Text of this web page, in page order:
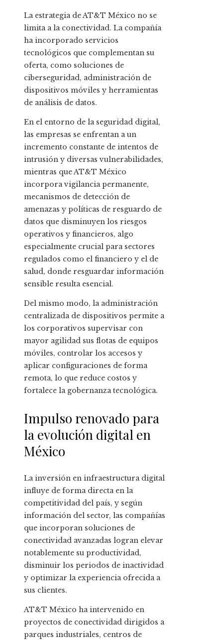
La estrategia de AT&T México no se
limita a la conectividad. La compañía
ha incorporado servicios
tecnológicos que complementan su
oferta, como soluciones de
ciberseguridad, administración de
dispositivos móviles y herramientas
de análisis de datos.
En el entorno de la seguridad digital,
las empresas se enfrentan a un
incremento constante de intentos de
intrusión y diversas vulnerabilidades,
mientras que AT&T México
incorpora vigilancia permanente,
mecanismos de detección de
amenazas y políticas de resguardo de
datos que disminuyen los riesgos
operativos y financieros, algo
especialmente crucial para sectores
regulados como el financiero y el de
salud, donde resguardar información
sensible resulta esencial.
Del mismo modo, la administración
centralizada de dispositivos permite a
los corporativos supervisar con
mayor agilidad sus flotas de equipos
móviles, controlar los accesos y
aplicar configuraciones de forma
remota, lo que reduce costos y
fortalece la gobernanza tecnológica.
Impulso renovado para
la evolución digital en
México
La inversión en infraestructura digital
influye de forma directa en la
competitividad del país, y según
información del sector, las compañías
que incorporan soluciones de
conectividad avanzadas logran elevar
notablemente su productividad,
disminuir los periodos de inactividad
y optimizar la experiencia ofrecida a
sus clientes.
AT&T México ha intervenido en
proyectos de conectividad dirigidos a
parques industriales, centros de